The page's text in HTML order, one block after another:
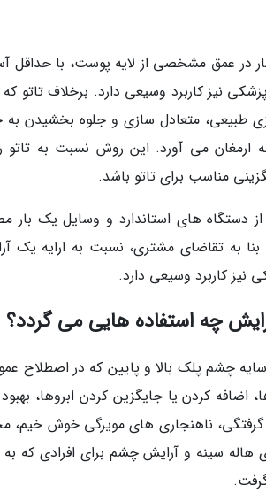
در عمق مشخصی از لایه پوست، با حداقل
نیز کاربرد وسیعی دارد. برخلاف تاتو که
طبیعی، متعادل سازی و جلوه بخشیدن به
ارمغان می آورد. این روش نسبت به
مناسب برای تاتو باشد.
دستگاه های استاندارد و وسایل یک بار
به تقاضای مشتری، نسبت به ارایه یک
نیز کاربرد وسیعی دارد.
چه استفاده هایی می گردد؟
چشم پلک بالا و پایین که در اصطلاح
کردن یا جایگزین کردن ابروها،
گرفتگی، ناهنجاری های مویرگی خوش خیم،
سینه و آرایش چشم برای افرادی که به